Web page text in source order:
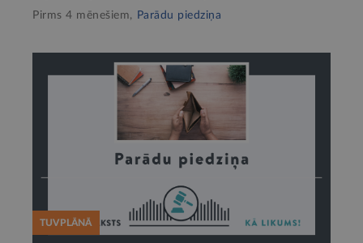
Pirms 4 mēnešiem,
Parādu piedziņa
TUVPLĀNĀ